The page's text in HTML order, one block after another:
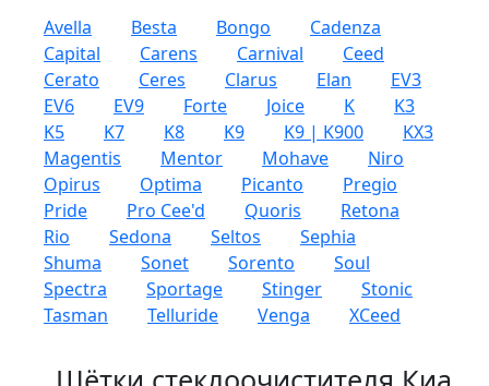
Avella Besta Bongo
Cadenza
Capital
Carens Carnival
Ceed
Cerato
Ceres Clarus Elan
EV3
EV6
EV9 Forte Joice K
K3
K5
K7 K8 K9 K9 | K900
KX3
Magentis
Mentor Mohave
Niro
Opirus
Optima Picanto
Pregio
Pride
Pro Cee'd Quoris
Retona
Rio
Sedona Seltos
Sephia
Shuma
Sonet Sorento
Soul
Spectra
Sportage Stinger
Stonic
Tasman
Telluride Venga XCeed